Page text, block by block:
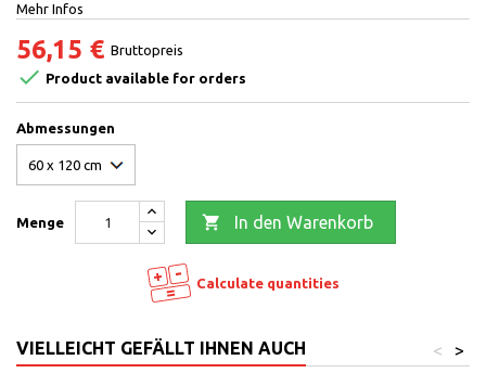
Mehr Infos
56,15 € Bruttopreis
 Product available for orders
Abmessungen
Menge  In den Warenkorb
Calculate quantities
VIELLEICHT GEFÄLLT IHNEN AUCH >
<